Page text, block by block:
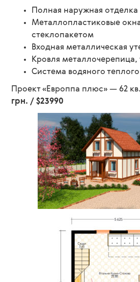
Полная наружная отделка
Металлопластиковые
стеклопакетом
Входная металлическая
Кровля металлочерепица,
Система водяного
Проект «Европпа плюс» — 62
грн. / $23990